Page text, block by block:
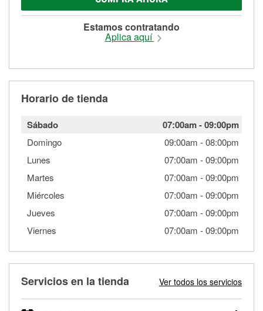
Estamos contratando
Aplica aquí
Horario de tienda
Sábado 07:00am-09:00pm
Domingo 09:00am -08:00pm
Lunes
07:00am -09:00pm
Martes
07:00am -09:00pm
Miércoles
07:00am -09:00pm
Jueves
07:00am -09:00pm
Viernes
07:00am -09:00pm
Servicios en la tienda Ver todos los servicios